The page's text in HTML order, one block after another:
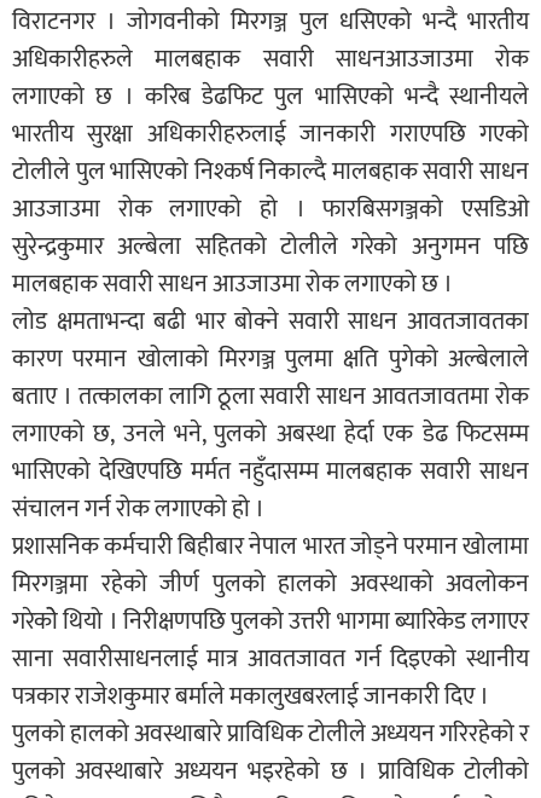
विराटनगर । जोगवनीको मिरगञ्ज पुल धसिएको भन्दै भारतीय
अधिकारीहरुले मालबहाक सवारी साधनआउजाउमा रोक
लगाएको छ । करिब डेढफिट पुल भासिएको भन्दै स्थानीयले
भारतीय सुरक्षा अधिकारीहरुलाई जानकारी गराएपछि गएको
टोलीले पुल भासिएको निश्कर्ष निकाल्दै मालबहाक सवारी साधन
आउजाउमा रोक लगाएको हो । फारबिसगञ्जको एसडिओ
सुरेन्द्रकुमार अल्बेला सहितको टोलीले गरेको अनुगमन पछि
मालबहाक सवारी साधन आउजाउमा रोक लगाएको छ ।
लोड क्षमताभन्दा बढी भार बोक्ने सवारी साधन आवतजावतका
कारण परमान खोलाको मिरगञ्ज पुलमा क्षति पुगेको अल्बेलाले
बताए । तत्कालका लागि ठूला सवारी साधन आवतजावतमा रोक
लगाएको छ, उनले भने, पुलको अबस्था हेर्दा एक डेढ फिटसम्म
भासिएको देखिएपछि मर्मत नहुँदासम्म मालबहाक सवारी साधन
संचालन गर्न रोक लगाएको हो ।
प्रशासनिक कर्मचारी बिहीबार नेपाल भारत जोड्ने परमान खोलामा
मिरगञ्जमा रहेको जीर्ण पुलको हालको अवस्थाको अवलोकन
गरेकोे थियो । निरीक्षणपछि पुलको उत्तरी भागमा ब्यारिकेड लगाएर
साना सवारीसाधनलाई मात्र आवतजावत गर्न दिइएको स्थानीय
पत्रकार राजेशकुमार बर्माले मकालुखबरलाई जानकारी दिए ।
पुलको हालको अवस्थाबारे प्राविधिक टोलीले अध्ययन गरिरहेको र
पुलको अवस्थाबारे अध्ययन भइरहेको छ । प्राविधिक टोलीको